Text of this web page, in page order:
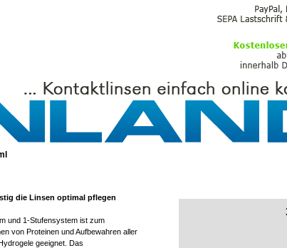
die Linsen optimal pflegen
und 1-Stufensystem ist zum
von Proteinen und Aufbewahren aller
geeignet. Das